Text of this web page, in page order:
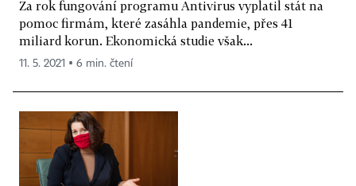
Za rok fungování programu Antivirus vyplatil stát na
pomoc firmám, které zasáhla pandemie, přes 41
miliard korun. Ekonomická studie však...
11. 5. 2021 ▪ 6 min. čtení